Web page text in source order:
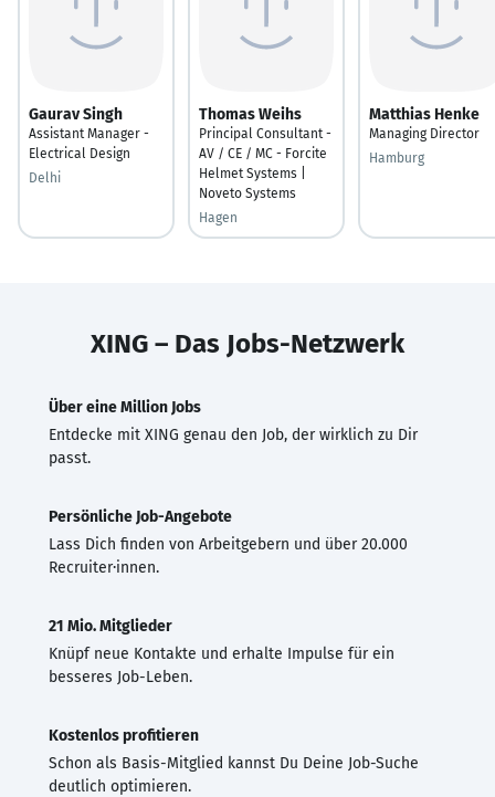
Gaurav Singh
Assistant Manager -
Electrical Design
Delhi
Thomas Weihs
Principal Consultant -
AV / CE / MC - Forcite
Helmet Systems |
Noveto Systems
Hagen
Matthias Henke
Managing Director
Hamburg
XING – Das Jobs-Netzwerk
Über eine Million Jobs
Entdecke mit XING genau den Job, der wirklich zu Dir
passt.
Persönliche Job-Angebote
Lass Dich finden von Arbeitgebern und über 20.000
Recruiter·innen.
21 Mio. Mitglieder
Knüpf neue Kontakte und erhalte Impulse für ein
besseres Job-Leben.
Kostenlos profitieren
Schon als Basis-Mitglied kannst Du Deine Job-Suche
deutlich optimieren.